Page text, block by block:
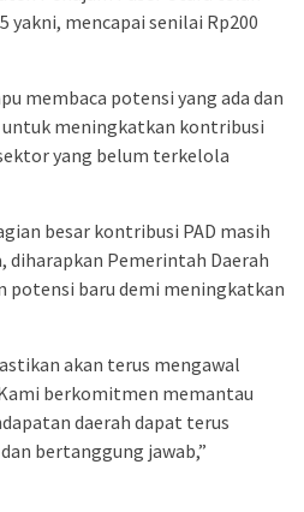
yakni, mencapai senilai Rp200
membaca potensi yang ada dan
meningkatkan kontribusi
yang belum terkelola
besar kontribusi PAD masih
diharapkan Pemerintah Daerah
potensi baru demi meningkatkan
akan terus mengawal
berkomitmen memantau
daerah dapat terus
bertanggung jawab,”